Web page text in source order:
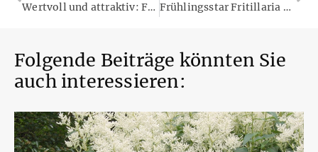
Wertvoll und attraktiv: Fruchtstände als Gestaltungselemente im Staudengarten Frühlingsstar Fritillaria – Von Kaisern, Kronen und Schellenstäben
Folgende Beiträge könnten Sie
auch interessieren: